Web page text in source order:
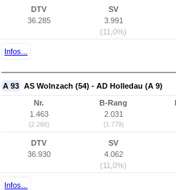
DTV
36.285
SV
3.991
(11,0%)
Infos...
A 93 AS Wolnzach (54) - AD Holledau (A 9)
Nr.
1.463
(2.266)
B-Rang
2.031
(1.779)
DTV
36.930
SV
4.062
(11,0%)
Infos...